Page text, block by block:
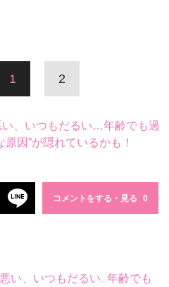
1 2
、いつもだるい…年齢でも過
因”が隠れているかも！
コメントをする・見る
い、いつもだるい...年齢でも